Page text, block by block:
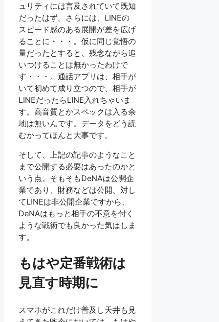
ュリティには言及されていて既知
だったはず。さらには、LINEの
スピード感のある展開が差を広げ
ることに・・・。仮に同じ覚悟の
量だったとすると、残念ながら追
いつけることは無かったわけで
す・・・。通話アプリは、相手が
いて初めて成り立つので、相手が
LINEだったらLINE入れちゃいま
す。高音質とかスペックは入る余
地は無いんです。データをどう読
むかってほんと大事です。
そして、上記の記事のようなこと
まで公開する必要はあったのかと
いう点。そもそもDeNAは公開企
業であり、財務などは公開、対し
てLINEは非公開企業ですから、
DeNAはもっと相手の不意を付く
ような戦術でも良かった気はしま
す。
もはや定番戦術は
見直す時期に
スマホがこれだけ普及し天井も見